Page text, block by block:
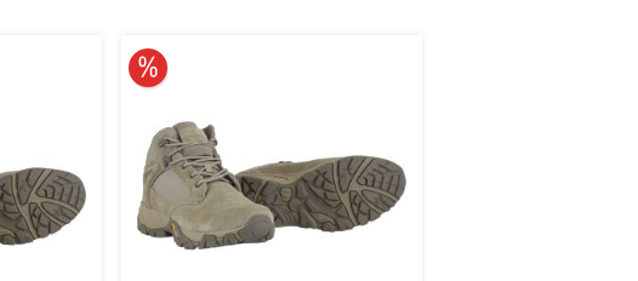
10% reduziert